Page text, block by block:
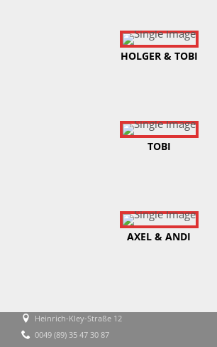
HOLGER & TOBI
TOBI
AXEL & ANDI
Heinrich-Kley-Straße 12
0049 (89) 35 47 30 87